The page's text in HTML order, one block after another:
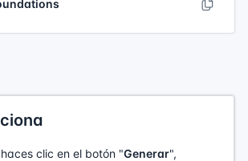
clic en el botón "Generar",